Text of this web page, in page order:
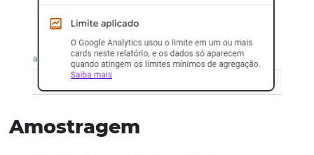
Outra grande diferença no GA4 para esse setor, é a
de públicos-alvo preditivos. Resumidamente, esse novo
traz um plus para sua segmentação de usuário e pode
com a otimização de campanhas.
Limite de dados